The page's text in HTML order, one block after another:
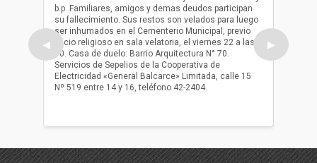
◀
b.p. Familiares, amigos y demas deudos participan
su fallecimiento. Sus restos son velados para luego
ser inhumados en el Cementerio Municipal, previo
oficio religioso en sala velatoria, el viernes 22 a las
10. Casa de duelo: Barrio Arquitectura N° 70.
Servicios de Sepelios de la Cooperativa de
Electricidad «General Balcarce» Limitada, calle 15
Nº 519 entre 14 y 16, teléfono 42-2404.
ser
oficio
▶